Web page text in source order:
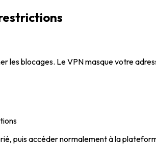
les blocages. Le VPN masque votre
puis accéder normalement à la